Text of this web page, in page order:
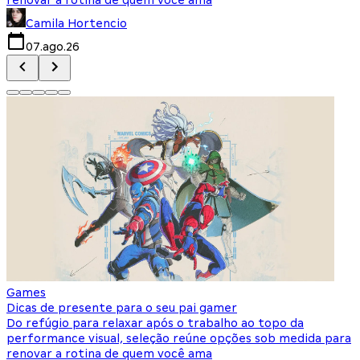
Camila Hortencio
07.ago.26
Games
Dicas de presente para o seu pai gamer
Do refúgio para relaxar após o trabalho ao topo da
performance visual, seleção reúne opções sob medida para
renovar a rotina de quem você ama